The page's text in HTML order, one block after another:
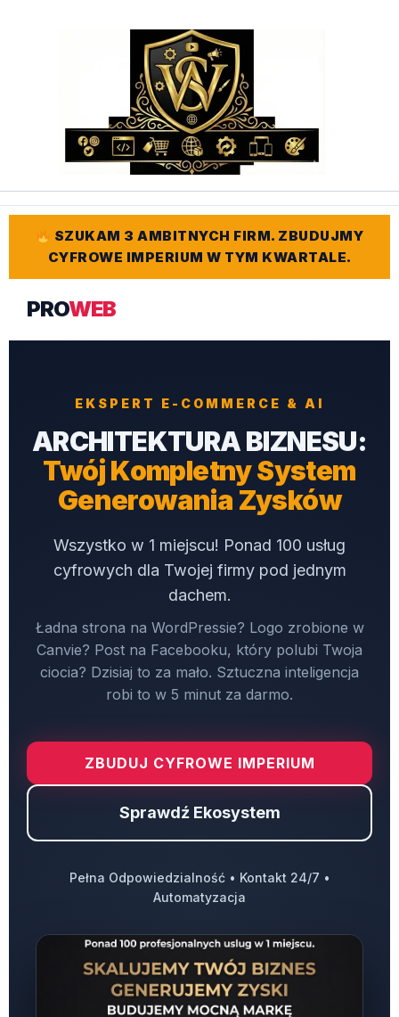
SZUKAM 3 AMBITNYCH FIRM. ZBUDUJMY
CYFROWE IMPERIUM W TYM KWARTALE.
PROWEB
EKSPERT E-COMMERCE & AI
ARCHITEKTURA BIZNESU:
Twój Kompletny System
Generowania Zysków
Wszystko w 1 miejscu! Ponad 100 usług
cyfrowych dla Twojej firmy pod jednym
dachem.
Ładna strona na WordPressie? Logo zrobione w
Canvie? Post na Facebooku, który polubi Twoja
ciocia? Dzisiaj to za mało. Sztuczna inteligencja
robi to w 5 minut za darmo.
ZBUDUJ CYFROWE IMPERIUM
Sprawdź Ekosystem
Pełna Odpowiedzialność • Kontakt 24/7 •
Automatyzacja